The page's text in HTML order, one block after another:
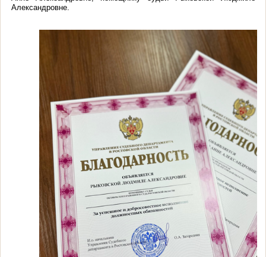
Александровне.